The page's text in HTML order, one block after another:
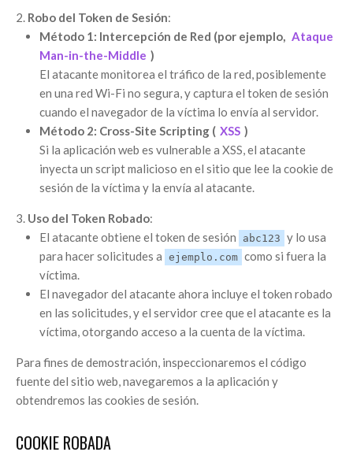
Robo del Token de Sesión:
Método 1: Intercepción de Red (por ejemplo,
Ataque
Man-in-the-Middle )
El atacante monitorea el tráfico de la red, posiblemente
en una red Wi-Fi no segura, y captura el token de sesión
cuando el navegador de la víctima lo envía al servidor.
Método 2: Cross-Site Scripting ( XSS )
Si la aplicación web es vulnerable a XSS, el atacante
inyecta un script malicioso en el sitio que lee la cookie de
sesión de la víctima y la envía al atacante.
Uso del Token Robado:
El atacante obtiene el token de sesión
abc123 y lo usa
para hacer solicitudes a ejemplo.com como si fuera la
víctima.
El navegador del atacante ahora incluye el token robado
en las solicitudes, y el servidor cree que el atacante es la
víctima, otorgando acceso a la cuenta de la víctima.
Para fines de demostración, inspeccionaremos el código
fuente del sitio web, navegaremos a la aplicación y
obtendremos las cookies de sesión.
COOKIE ROBADA